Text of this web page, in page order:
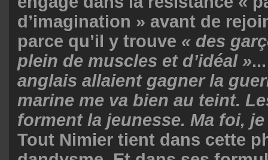
d’imagination » avant de
parce qu’il y trouve « des
plein de muscles et d’idéal »
anglais allaient gagner la
marine me va bien au teint.
forment la jeunesse. Ma foi,
Tout Nimier tient dans cette